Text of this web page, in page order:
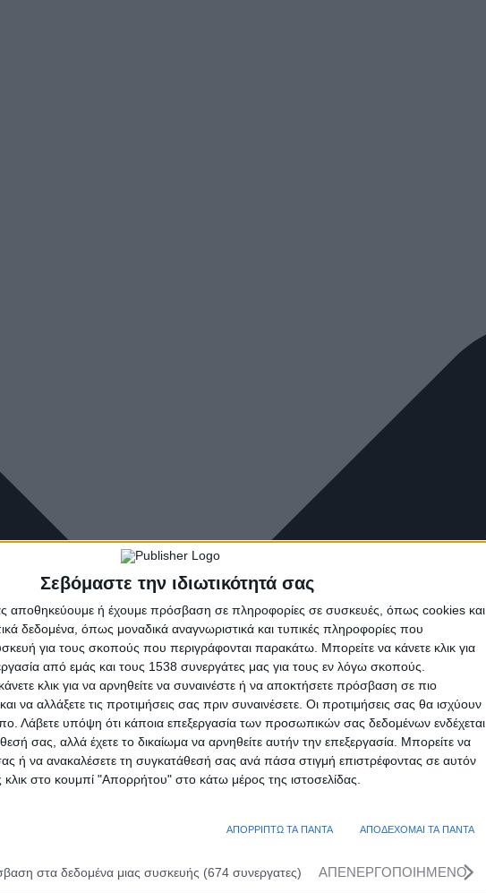
Σεβόμαστε την ιδιωτικότητά σας
αποθηκεύουμε ή έχουμε πρόσβαση σε πληροφορίες σε συσκευές, όπως cookies και
δεδομένα, όπως μοναδικά αναγνωριστικά και τυπικές πληροφορίες που
για τους σκοπούς που περιγράφονται παρακάτω. Μπορείτε να κάνετε κλικ για
από εμάς και τους 1538 συνεργάτες μας για τους εν λόγω σκοπούς.
κλικ για να αρνηθείτε να συναινέστε ή να αποκτήσετε πρόσβαση σε πιο
να αλλάξετε τις προτιμήσεις σας πριν συναινέσετε. Οι προτιμήσεις σας θα ισχύουν
Λάβετε υπόψη ότι κάποια επεξεργασία των προσωπικών σας δεδομένων ενδέχεται
σας, αλλά έχετε το δικαίωμα να αρνηθείτε αυτήν την επεξεργασία. Μπορείτε να
σας ή να ανακαλέσετε τη συγκατάθεσή σας ανά πάσα στιγμή επιστρέφοντας σε αυτόν
κλικ στο κουμπί "Απορρήτου" στο κάτω μέρος της ιστοσελίδας.
ΑΠΟΡΡΙΠΤΩ ΤΑ ΠΑΝΤΑ ΑΠΟΔΕΧΟΜΑΙ ΤΑ ΠΑΝΤΑ
στα δεδομένα μιας συσκευής (674 συνεργατες) ΑΠΕΝΕΡΓΟΠΟΙΗΜΕΝΟ